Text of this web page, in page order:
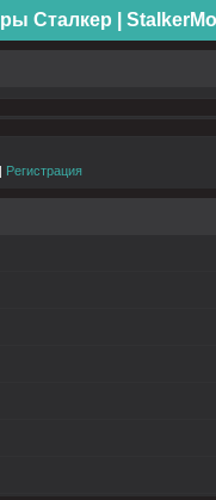
Сталкер |
| Регистрация